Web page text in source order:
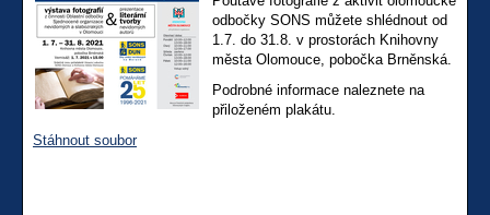
odbočky SONS můžete shlédnout od
1.7. do 31.8. v prostorách Knihovny
města Olomouce, pobočka Brněnská.
Podrobné informace naleznete na
přiloženém plakátu.
Stáhnout soubor